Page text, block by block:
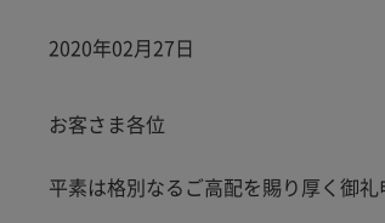
2020年02月27日
お客さま各位
平素は格別なるご高配を賜り厚く御礼